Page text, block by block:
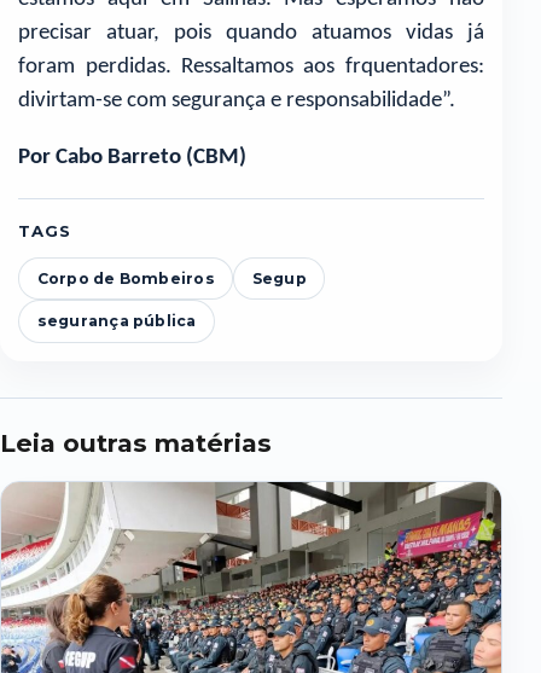
precisar atuar, pois quando atuamos vidas já
foram perdidas. Ressaltamos aos frquentadores:
divirtam-se com segurança e responsabilidade”.
Por Cabo Barreto (CBM)
TAGS
Corpo de Bombeiros Segup
segurança pública
Leia outras matérias